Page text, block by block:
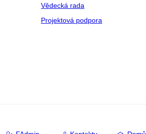
Vědecká rada
Projektová podpora